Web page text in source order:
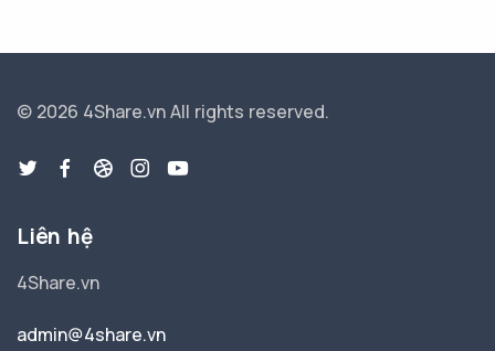
© 2026 4Share.vnAll rights reserved.
Liên hệ
4Share.vn
admin@4share.vn